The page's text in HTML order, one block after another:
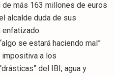
más 163 millones de euros
alcalde duda de sus
enfatizado.
se estará haciendo mal”
impositiva a los
del IBI, agua y